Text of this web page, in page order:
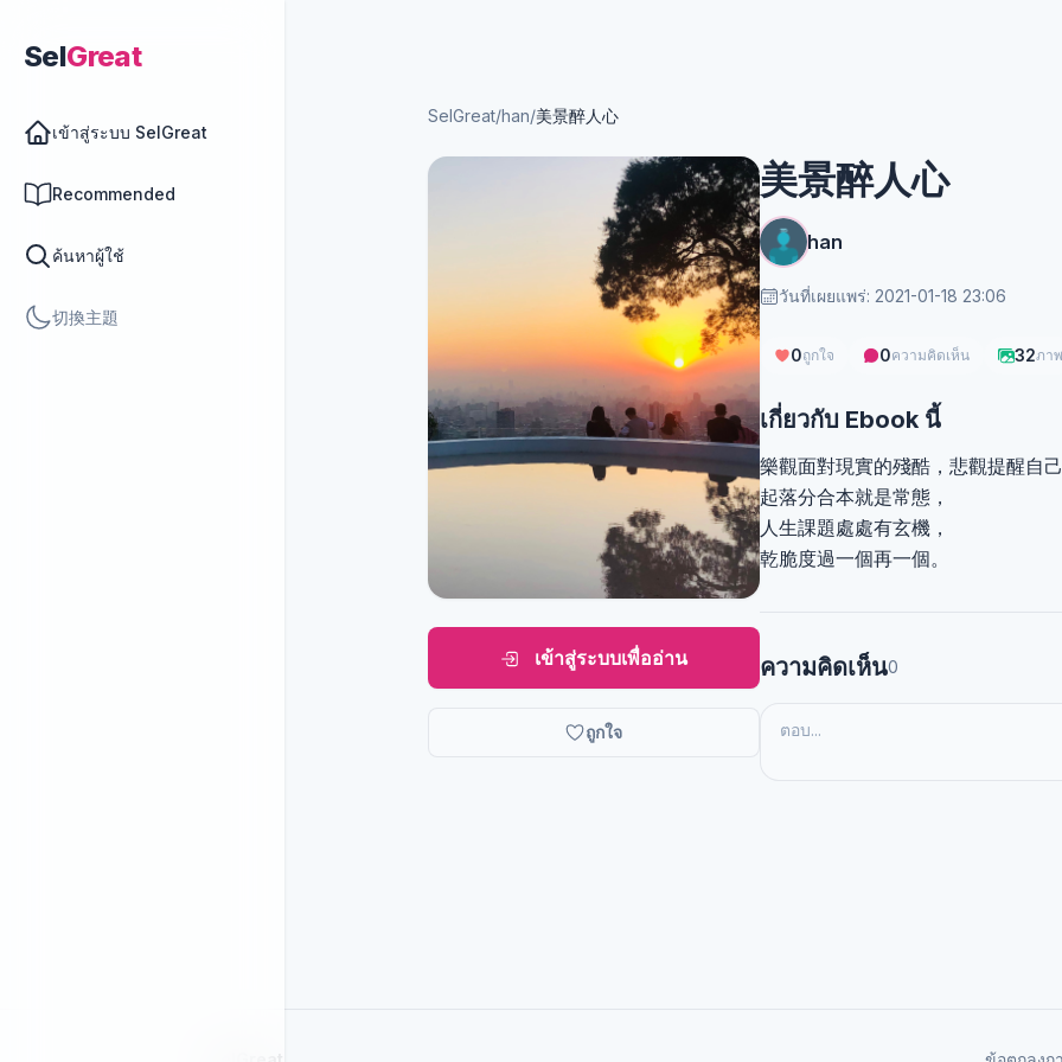
SelGreat
เข้าสู่ระบบ SelGreat
Recommended
ค้นหาผู้ใช้
切換主題
SelGreat/han/美景醉人心
เข้าสู่ระบบเพื่ออ่าน
ถูกใจ
美景醉人心
han
วันที่เผยแพร่: 2021-01-18 23:06
0ถูกใจ 0ความคิดเห็น 32ภาพ
เกี่ยวกับ Ebook นี้
樂觀面對現實的殘酷，悲觀提醒自己
起落分合本就是常態，
人生課題處處有玄機，
乾脆度過一個再一個。
ความคิดเห็น0